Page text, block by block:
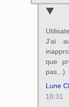
J'ai
que
pas...).
Lune
18:31